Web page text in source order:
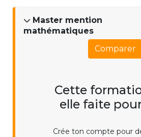
Master mention
mathématiques
Comparer
Cette
elle faite
Crée ton compte pour